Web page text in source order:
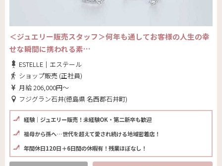
＜ジュエリー販売スタッフ＞何年も通してお客様の人生の幸
せな瞬間に携われる素…
ESTELLE｜エステール
ショップ販売 (正社員)
月給 206,000円～
フジグラン石井(徳島県 名西郡石井町)
経験｜ジュエリー販売！未経験OK・第二新卒も歓迎
祖母から孫へ…世代を超えて愛され続ける地域密着店！
年間休日120日＋6日間の休暇有！残業ほぼなし！